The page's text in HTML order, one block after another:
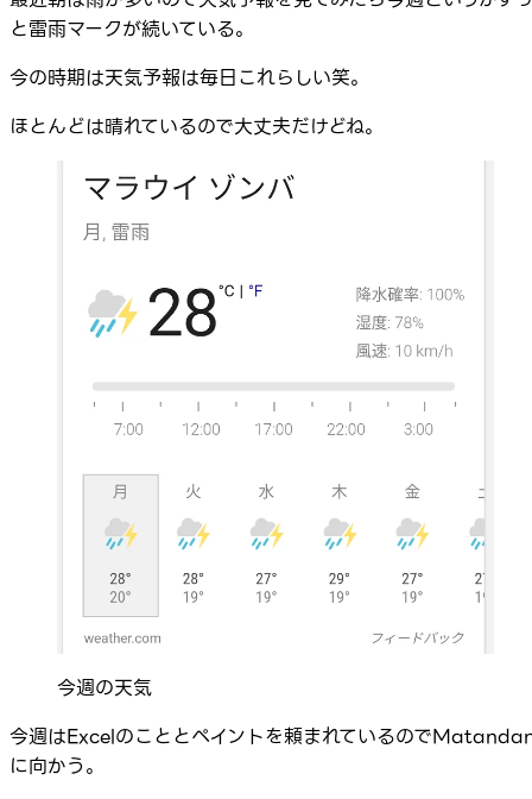
と雷雨マークが続いている。
今の時期は天気予報は毎日これらしい笑。
ほとんどは晴れているので大丈夫だけどね。
今週の天気
今週はExcelのこととペイントを頼まれているので
に向かう。